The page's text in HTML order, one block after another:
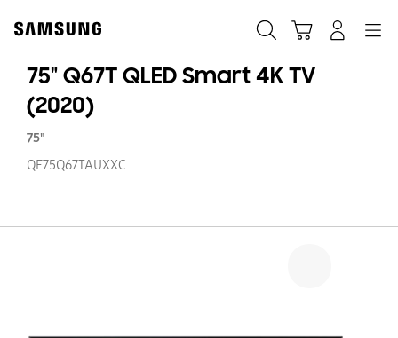
content
75" Q67T QLED Smart 4K TV
(2020)
75"
QE75Q67TAUXXC